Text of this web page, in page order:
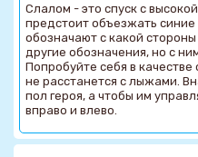
Слалом - это спуск с
предстоит объезжать
обозначают с какой
другие обозначения, но с
Попробуйте себя в
не расстанется с лыжами.
пол героя, а чтобы им
вправо и влево.